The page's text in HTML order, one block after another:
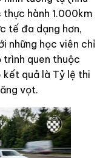
hành 1.000km
tế đa dạng hơn,
những học viên chỉ
quen thuộc
quả là Tỷ lệ thi
vọt.